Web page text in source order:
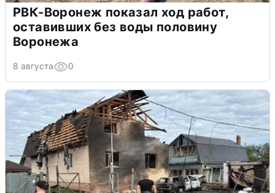
РВК-Воронеж показал ход работ,
оставивших без воды половину
Воронежа
8 августа 0